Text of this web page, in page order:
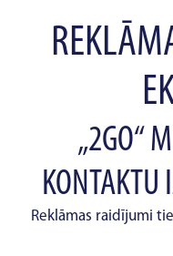
„2GO“
KONTAKTU
Reklāmas raidījumi